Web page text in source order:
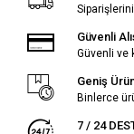
Güvenli
Güvenli ve
Geniş
Binlerce
7 / 24